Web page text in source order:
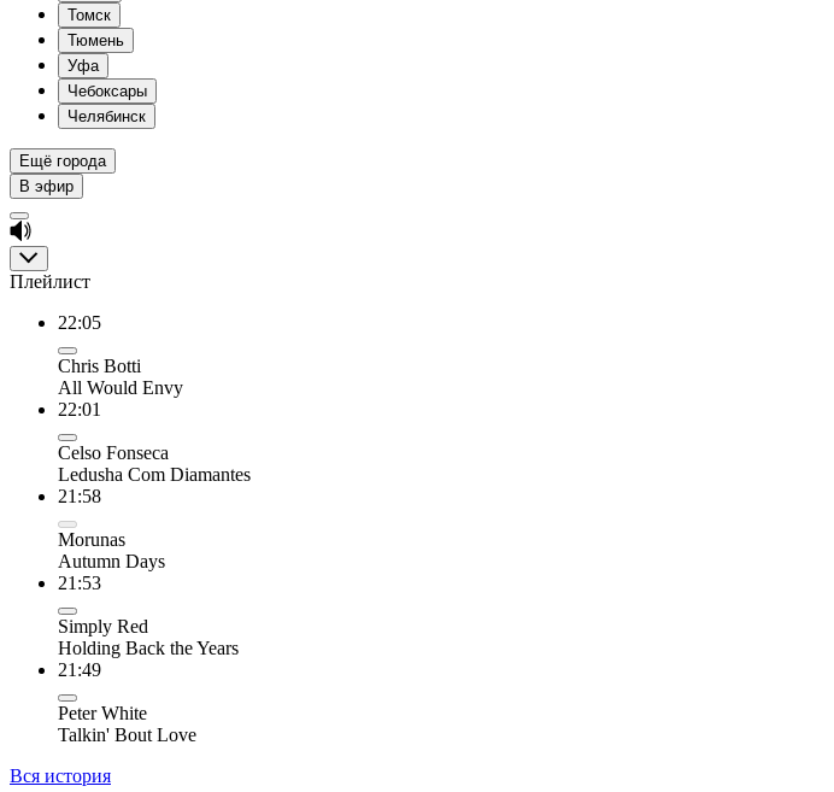
Томск
Тюмень
Уфа
Чебоксары
Челябинск
Ещё города
В эфир
Плейлист
22:05
Chris Botti
All Would Envy
22:01
Celso Fonseca
Ledusha Com Diamantes
21:58
Morunas
Autumn Days
21:53
Simply Red
Holding Back the Years
21:49
Peter White
Talkin' Bout Love
Вся история